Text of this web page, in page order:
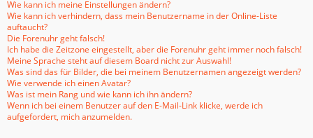
Wie kann ich meine Einstellungen ändern?
Wie kann ich verhindern, dass mein Benutzername in der Online-Liste
auftaucht?
Die Forenuhr geht falsch!
Ich habe die Zeitzone eingestellt, aber die Forenuhr geht immer noch falsch!
Meine Sprache steht auf diesem Board nicht zur Auswahl!
Was sind das für Bilder, die bei meinem Benutzernamen angezeigt werden?
Wie verwende ich einen Avatar?
Was ist mein Rang und wie kann ich ihn ändern?
Wenn ich bei einem Benutzer auf den E-Mail-Link klicke, werde ich
aufgefordert, mich anzumelden.